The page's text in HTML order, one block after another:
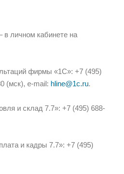
в личном кабинете на
фирмы «1С»: +7 (495)
(мск), e-mail: hline@1c.ru.
и склад 7.7»: +7 (495) 688-
и кадры 7.7»: +7 (495)